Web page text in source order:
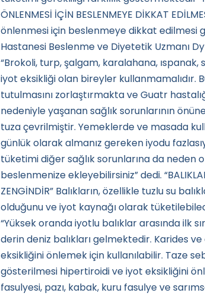
ÖNLENMESİ İÇİN BESLENMEYE DİKKAT
önlenmesi için beslenmeye dikkat edilmesi
Hastanesi Beslenme ve Diyetetik Uzmanı
“Brokoli, turp, şalgam, karalahana,
iyot eksikliği olan bireyler kullanmamalıdır.
tutulmasını zorlaştırmakta ve Guatr
nedeniyle yaşanan sağlık sorunlarının
tuza çevrilmiştir. Yemeklerde ve masada
günlük olarak almanız gereken iyodu
tüketimi diğer sağlık sorunlarına da
beslenmenize ekleyebilirsiniz” dedi.
ZENGİNDİR” Balıkların, özellikle tuzlu su
olduğunu ve iyot kaynağı olarak
“Yüksek oranda iyotlu balıklar arasında ilk
derin deniz balıkları gelmektedir. Karides
eksikliğini önlemek için kullanılabilir. Taze
gösterilmesi hipertiroidi ve iyot eksikliğini
fasulyesi, pazı, kabak, kuru fasulye ve